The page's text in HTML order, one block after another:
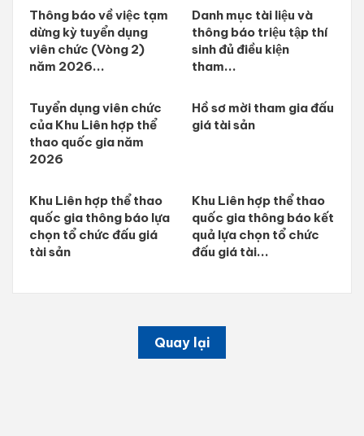
Thông báo về việc tạm
dừng kỳ tuyển dụng
viên chức (Vòng 2)
năm 2026...
Danh mục tài liệu và
thông báo triệu tập thí
sinh đủ điều kiện
tham...
Tuyển dụng viên chức
của Khu Liên hợp thể
thao quốc gia năm
2026
Hồ sơ mời tham gia đấu
giá tài sản
Khu Liên hợp thể thao
quốc gia thông báo lựa
chọn tổ chức đấu giá
tài sản
Khu Liên hợp thể thao
quốc gia thông báo kết
quả lựa chọn tổ chức
đấu giá tài...
Quay lại